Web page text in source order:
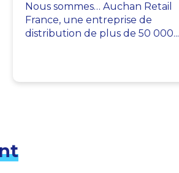
Nous sommes… Auchan Retail
France, une entreprise de
distribution de plus de 50 000...